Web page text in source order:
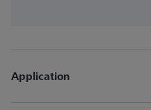
Application